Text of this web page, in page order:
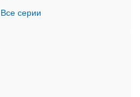
Все серии